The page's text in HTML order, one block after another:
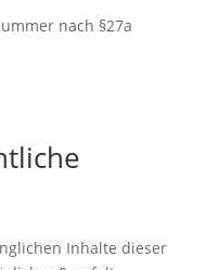
nach §27a
Inhalte dieser